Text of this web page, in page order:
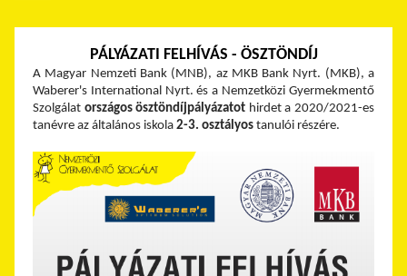
PÁLYÁZATI FELHÍVÁS - ÖSZTÖNDÍJ
A Magyar Nemzeti Bank (MNB), az MKB Bank Nyrt. (MKB), a
Waberer's International Nyrt. és a Nemzetközi Gyermekmentő
Szolgálat országos ösztöndíjpályázatot hirdet a 2020/2021-es
tanévre az általános iskola 2-3. osztályos tanulói részére.